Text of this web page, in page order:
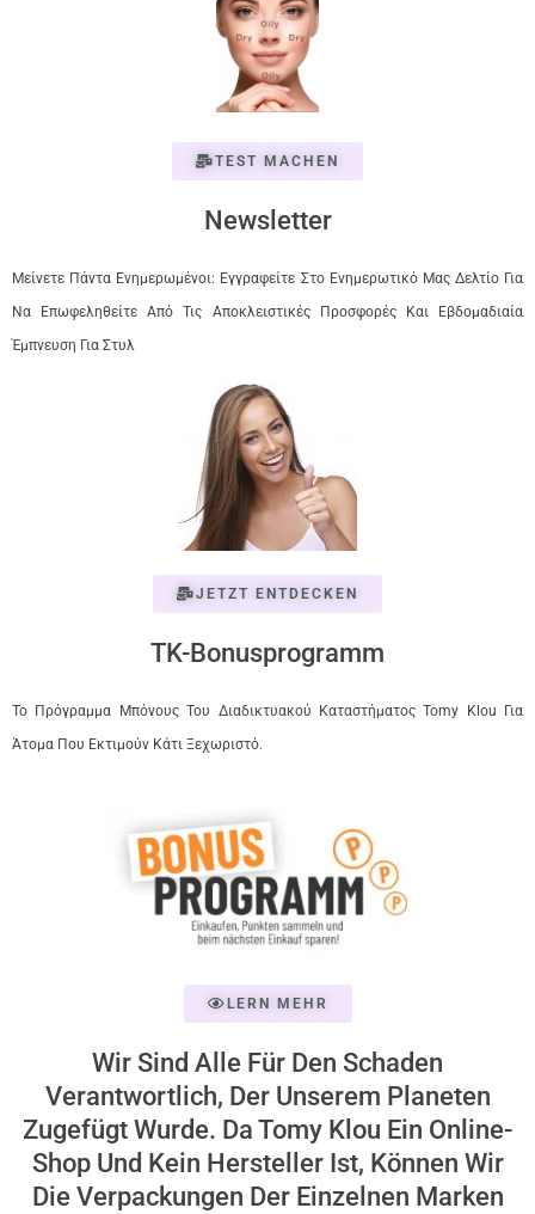
TEST MACHEN
Newsletter
Μείνετε Πάντα Ενημερωμένοι: Εγγραφείτε Στο Ενημερωτικό Μας Δελτίο Για
Να Επωφεληθείτε Από Τις Αποκλειστικές Προσφορές Και Εβδομαδιαία
Έμπνευση Για Στυλ
JETZT ENTDECKEN
TK-Bonusprogramm
Το Πρόγραμμα Μπόνους Του Διαδικτυακού Καταστήματος Tomy Klou Για
Άτομα Που Εκτιμούν Κάτι Ξεχωριστό.
LERN MEHR
Wir Sind Alle Für Den Schaden
Verantwortlich, Der Unserem Planeten
Zugefügt Wurde. Da Tomy Klou Ein Online-
Shop Und Kein Hersteller Ist, Können Wir
Die Verpackungen Der Einzelnen Marken